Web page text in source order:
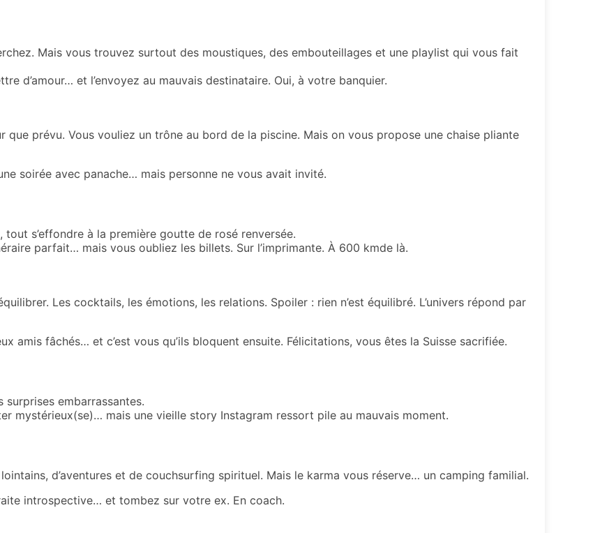
Mais vous trouvez surtout des moustiques, des embouteillages et une playlist qui vous fait
d’amour… et l’envoyez au mauvais destinataire. Oui, à votre banquier.
que prévu. Vous vouliez un trône au bord de la piscine. Mais on vous propose une chaise pliante
soirée avec panache… mais personne ne vous avait invité.
s’effondre à la première goutte de rosé renversée.
parfait… mais vous oubliez les billets. Sur l’imprimante. À 600 kmde là.
Les cocktails, les émotions, les relations. Spoiler : rien n’est équilibré. L’univers répond par
amis fâchés… et c’est vous qu’ils bloquent ensuite. Félicitations, vous êtes la Suisse sacrifiée.
embarrassantes.
mystérieux(se)… mais une vieille story Instagram ressort pile au mauvais moment.
lointains, d’aventures et de couchsurfing spirituel. Mais le karma vous réserve… un camping familial.
introspective… et tombez sur votre ex. En coach.